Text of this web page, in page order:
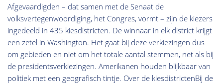
Afgevaardigden – dat samen met de Senaat de
volksvertegenwoordiging, het Congres, vormt – zijn de kiezers
ingedeeld in 435 kiesdistricten. De winnaar in elk district krijgt
een zetel in Washington. Het gaat bij deze verkiezingen dus
om gebieden en niet om het totale aantal stemmen, net als bij
de presidentsverkiezingen. Amerikanen houden blijkbaar van
politiek met een geografisch tintje. Over de kiesdistrictenBij de